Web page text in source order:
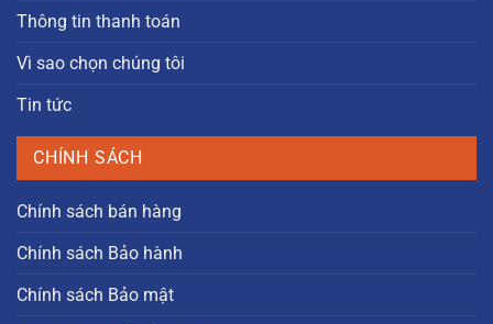
Thông tin thanh toán
Vì sao chọn chúng tôi
Tin tức
CHÍNH SÁCH
Chính sách bán hàng
Chính sách Bảo hành
Chính sách Bảo mật